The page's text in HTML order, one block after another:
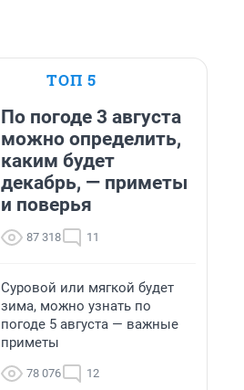
ТОП 5
По погоде 3 августа
можно определить,
каким будет
декабрь, — приметы
и поверья
87 318 11
Суровой или мягкой будет
зима, можно узнать по
погоде 5 августа — важные
приметы
78 076 12